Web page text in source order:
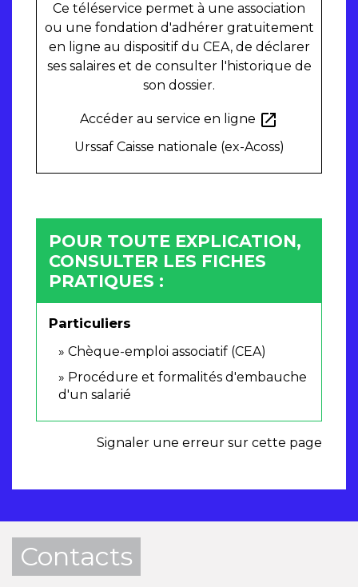
Ce téléservice permet à une association
ou une fondation d'adhérer gratuitement
en ligne au dispositif du CEA, de déclarer
ses salaires et de consulter l'historique de
son dossier.
Accéder au service en ligne open_in_new
Urssaf Caisse nationale (ex-Acoss)
POUR TOUTE EXPLICATION,
CONSULTER LES FICHES
PRATIQUES :
Particuliers
Chèque-emploi associatif (CEA)
Procédure et formalités d'embauche
d'un salarié
Signaler une erreur sur cette page
Contacts